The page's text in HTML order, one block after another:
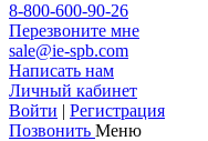
8-800-600-90-26
Перезвоните мне
sale@ie-spb.com
Написать нам
Личный кабинет
Войти | Регистрация
Позвонить Меню